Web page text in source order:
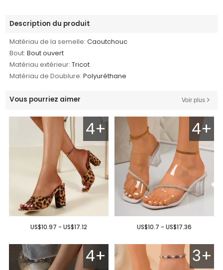
Description du produit
Matériau de la semelle: Caoutchouc
Bout: Bout ouvert
Matériau extérieur: Tricot
Matériau de Doublure: Polyuréthane
Vous pourriez aimer Voir plus
4+
US$10.97 - US$17.12
4+
US$10.7 - US$17.36
4+ 3+